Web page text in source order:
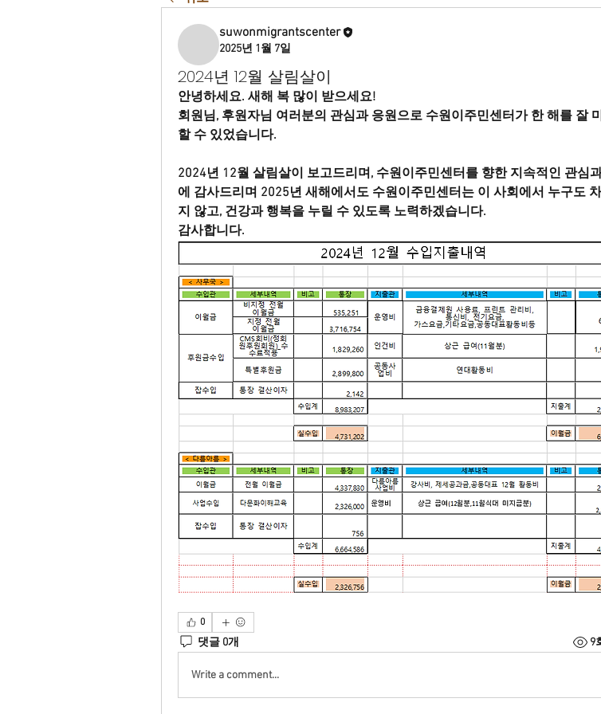
suwonmigrantscenter
2025년 1월 7일
2024년 12월 살림살이
안녕하세요. 새해 복 많이 받으세요!
회원님, 후원자님 여러분의 관심과 응원으로 수원이주민센터가 한 해를 잘
할 수 있었습니다.
2024년 12월 살림살이 보고드리며, 수원이주민센터를 향한 지속적인 관심
에 감사드리며 2025년 새해에서도 수원이주민센터는 이 사회에서 누구도
지 않고, 건강과 행복을 누릴 수 있도록 노력하겠습니다.
감사합니다.
0
댓글 0개 9
Write a comment...